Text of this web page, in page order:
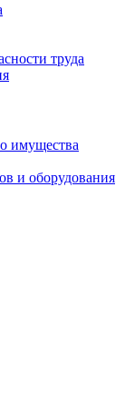
труда
имущества
и оборудования